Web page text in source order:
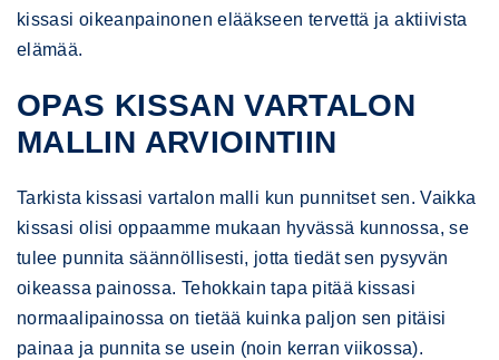
kissasi oikeanpainonen elääkseen tervettä ja aktiivista
elämää.
OPAS KISSAN VARTALON
MALLIN ARVIOINTIIN
Tarkista kissasi vartalon malli kun punnitset sen. Vaikka
kissasi olisi oppaamme mukaan hyvässä kunnossa, se
tulee punnita säännöllisesti, jotta tiedät sen pysyvän
oikeassa painossa. Tehokkain tapa pitää kissasi
normaalipainossa on tietää kuinka paljon sen pitäisi
painaa ja punnita se usein (noin kerran viikossa).